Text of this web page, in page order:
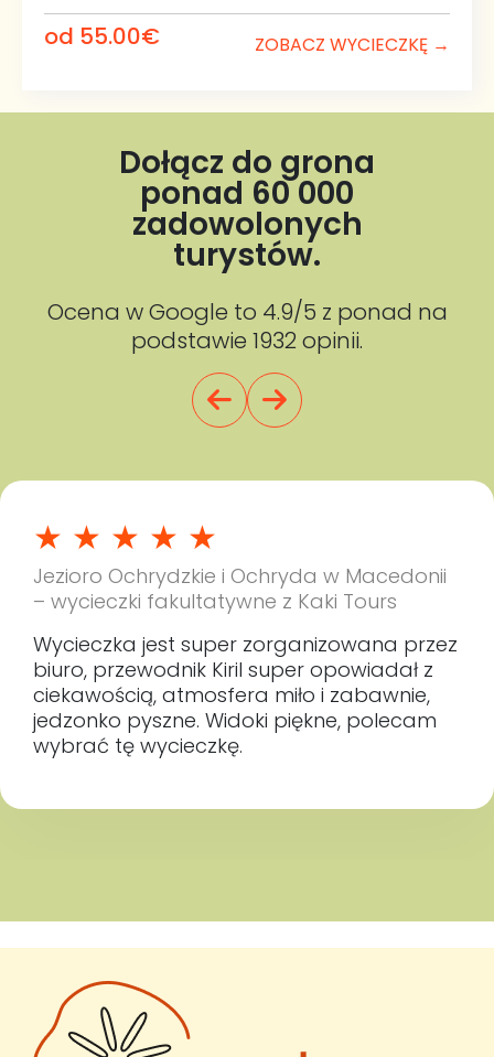
jeziorem z kieliszkiem macedońskiego wina, wykąpać
się w krystalicznie czystej wodzie, spróbować lokalnej
kuchni lub po prostu chłonąć atmosferę miasta.
Dlaczego warto wybrać właśnie
ten program?
Przygotowaliśmy wycieczkę, która pozwala naprawdę
poczuć klimat Ochrydy.
✔ Regionalne śniadanie nad Jeziorem Ochrydzkim.
✔ Komfortowy rejs katamaranem do historycznej
bramy Starego Miasta.
✔ Zwiedzanie z lokalnym przewodnikiem w języku
polskim oraz systemem audioguide.
✔ Wszystkie bilety wstępu w cenie.
lokalną kuchnię lub spacer po klimatycznych uliczkach
miasta.
Wierzymy, że najlepsze wspomnienia z podróży nie
powstają wtedy, gdy uda się zobaczyć jak najwięcej
by naprawdę poczuć klimat miejsca. Dlatego
program tej wycieczki został zaplanowany tak, aby
połączyć najważniejsze zabytki Ochrydy z chwilą na
własne odkrywanie miasta.
od 55.00€ ZOBACZ WYCIECZKĘ →
Dołącz do grona
ponad 60 000
zadowolonych
turystów.
Ocena w Google to 4.9/5 z ponad na
podstawie 1932 opinii.
★ ★ ★ ★ ★
Jezioro Ochrydzkie i Ochryda w Macedonii
– wycieczki fakultatywne z Kaki Tours
Wycieczka jest super zorganizowana przez
biuro, przewodnik Kiril super opowiadał z
ciekawością, atmosfera miło i zabawnie,
jedzonko pyszne. Widoki piękne, polecam
wybrać tę wycieczkę.